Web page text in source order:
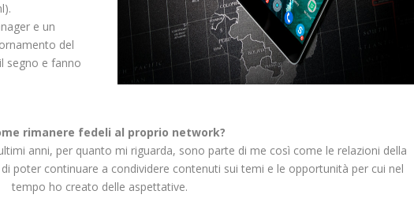
).
e un
del
segno e fanno
rimanere fedeli al proprio network?
anni, per quanto mi riguarda, sono parte di me così come le relazioni della
poter continuare a condividere contenuti sui temi e le opportunità per cui nel
tempo ho creato delle aspettative.